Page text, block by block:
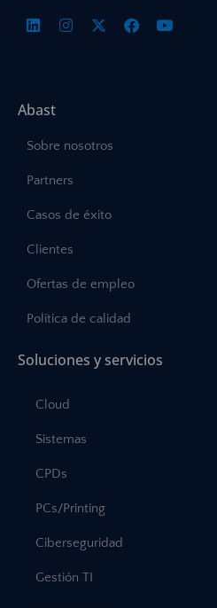
Abast
Sobre nosotros
Partners
Casos de éxito
Clientes
Ofertas de empleo
Política de calidad
Soluciones y servicios
Cloud
Sistemas
CPDs
PCs/Printing
Ciberseguridad
Gestión TI